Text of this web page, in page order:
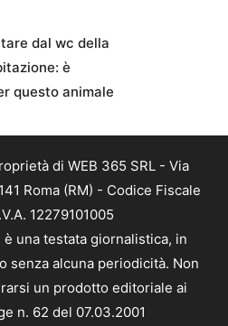
dal wc della
è
questo animale
di WEB 365 SRL - Via
Roma (RM) - Codice Fiscale
12279101005
una testata giornalistica, in
senza alcuna periodicità. Non
un prodotto editoriale ai
n. 62 del 07.03.2001